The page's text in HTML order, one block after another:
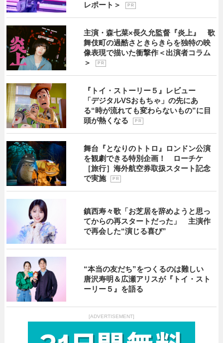
レポート＞
P R
主演・森七菜×長久允監督『炎上』 歌
舞伎町の過酷さときらきらを独特の映
像表現で描いた衝撃作＜出演者コラム
＞
P R
『トイ・ストーリー５』レビュー
「デジタルVSおもちゃ」の先にあ
る“時が流れても変わらないもの”に目
頭が熱くなる
P R
舞台『となりのトトロ』ロンドン公演
を観劇できる特別企画！ ローチケ
［旅行］海外航空券取扱スタート記念
で実施
P R
鎮西寿々歌「お芝居を辞めようと思っ
てからの再スタートだった」 主演作
で再会した“演じる喜び”
“本当の友だち”をつくるのは難しい
唐沢寿明＆広瀬アリスが『トイ・スト
ーリー５』を語る
[ADVERTISEMENT]